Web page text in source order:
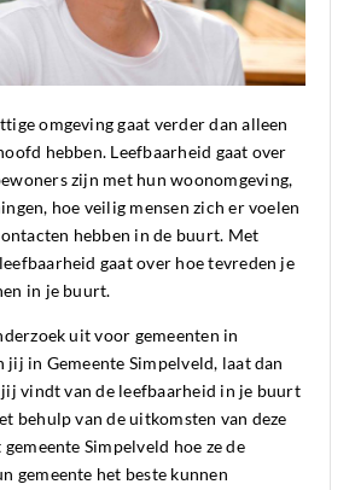
omgeving gaat verder dan alleen
hebben. Leefbaarheid gaat over
zijn met hun woonomgeving,
hoe veilig mensen zich er voelen
hebben in de buurt. Met
gaat over hoe tevreden je
in je buurt.
uit voor gemeenten in
in Gemeente Simpelveld, laat dan
vindt van de leefbaarheid in je buurt
behulp van de uitkomsten van deze
Simpelveld hoe ze de
gemeente het beste kunnen